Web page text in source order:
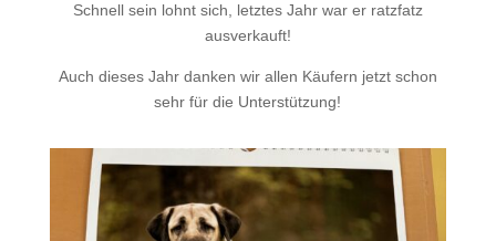
Schnell sein lohnt sich, letztes Jahr war er ratzfatz
ausverkauft!
Auch dieses Jahr danken wir allen Käufern jetzt schon
sehr für die Unterstützung!